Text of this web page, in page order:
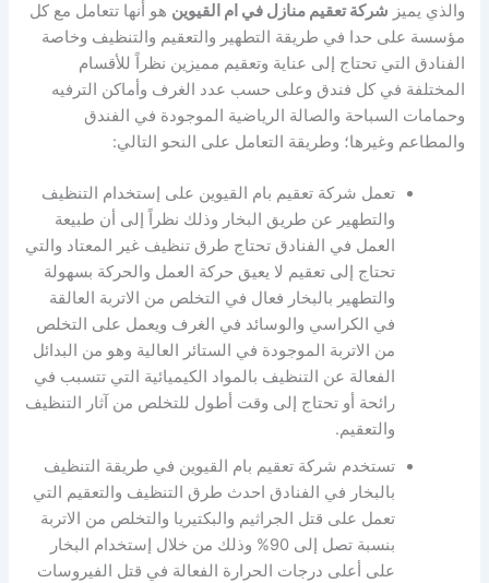
والذي يميز شركة تعقيم منازل في ام القيوين هو أنها تتعامل مع كل
مؤسسة على حدا في طريقة التطهير والتعقيم والتنظيف وخاصة
الفنادق التي تحتاج إلى عناية وتعقيم مميزين نظراً للأقسام
المختلفة في كل فندق وعلى حسب عدد الغرف وأماكن الترفيه
وحمامات السباحة والصالة الرياضية الموجودة في الفندق
والمطاعم وغيرها؛ وطريقة التعامل على النحو التالي:
تعمل شركة تعقيم بام القيوين على إستخدام التنظيف
والتطهير عن طريق البخار وذلك نظراً إلى أن طبيعة
العمل في الفنادق تحتاج طرق تنظيف غير المعتاد والتي
تحتاج إلى تعقيم لا يعيق حركة العمل والحركة بسهولة
والتطهير بالبخار فعال في التخلص من الاتربة العالقة
في الكراسي والوسائد في الغرف ويعمل على التخلص
من الاتربة الموجودة في الستائر العالية وهو من البدائل
الفعالة عن التنظيف بالمواد الكيميائية التي تتسبب في
رائحة أو تحتاج إلى وقت أطول للتخلص من آثار التنظيف
والتعقيم.
تستخدم شركة تعقيم بام القيوين في طريقة التنظيف
بالبخار في الفنادق احدث طرق التنظيف والتعقيم التي
تعمل على قتل الجراثيم والبكتيريا والتخلص من الاتربة
بنسبة تصل إلى 90% وذلك من خلال إستخدام البخار
على أعلى درجات الحرارة الفعالة في قتل الفيروسات